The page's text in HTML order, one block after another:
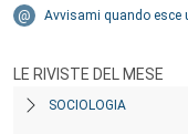
Avvisami quando esce
LE RIVISTE DEL MESE
SOCIOLOGIA